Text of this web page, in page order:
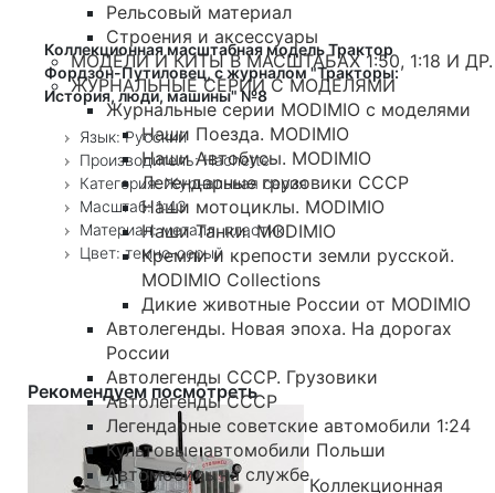
Рельсовый материал
Строения и аксессуары
МОДЕЛИ И КИТЫ В МАСШТАБАХ 1:50, 1:18 И ДР.
ЖУРНАЛЬНЫЕ СЕРИИ С МОДЕЛЯМИ
Журнальные серии MODIMIO с моделями
Наши Поезда. MODIMIO
Наши Автобусы. MODIMIO
Легендарные грузовики СССР
Наши мотоциклы. MODIMIO
Наши Танки. MODIMIO
Кремли и крепости земли русской.
MODIMIO Collections
Дикие животные России от MODIMIO
Автолегенды. Новая эпоха. На дорогах
России
Автолегенды СССР. Грузовики
Автолегенды СССР
Легендарные советские автомобили 1:24
Культовые автомобили Польши
Автомобиль на службе
Коллекционная масштабная модель Трактор
Фордзон-Путиловец, с журналом "Тракторы:
История, люди, машины" №8
Язык: Русский
Производитель: Hachette
Категория: Журнальная серия
Масштаб: 1:43
Материал: металл, пластик
Цвет: темно-серый
Рекомендуем посмотреть
Коллекционная